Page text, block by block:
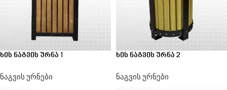
ხის ნაგვის ურნა 1
ნაგვის ურნები
ხის ნაგვის ურნა 2
ნაგვის ურნები